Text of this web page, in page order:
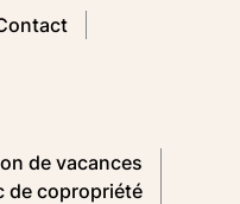
de vacances
de copropriété